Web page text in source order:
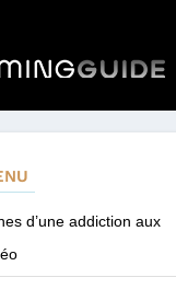
d’une addiction aux